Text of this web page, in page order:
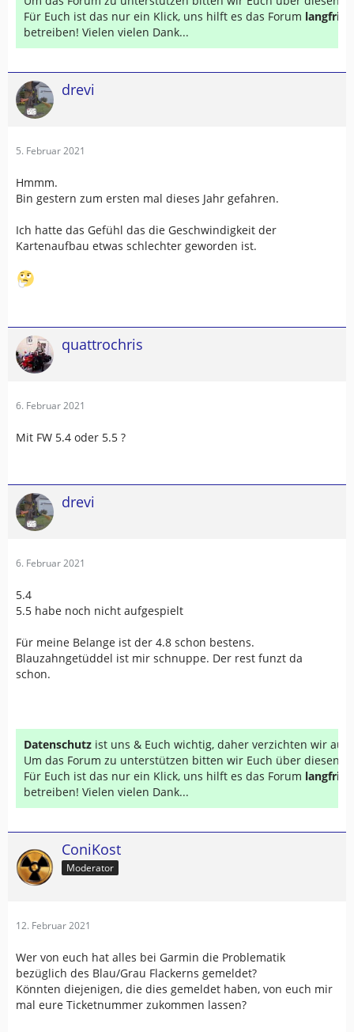
Für Euch ist das nur ein Klick, uns hilft es das Forum
betreiben! Vielen vielen Dank...
drevi
5. Februar 2021
Hmmm.
Bin gestern zum ersten mal dieses Jahr gefahren.
Ich hatte das Gefühl das die Geschwindigkeit der
Kartenaufbau etwas schlechter geworden ist.
quattrochris
6. Februar 2021
Mit FW 5.4 oder 5.5 ?
drevi
6. Februar 2021
5.4
5.5 habe noch nicht aufgespielt
Für meine Belange ist der 4.8 schon bestens.
Blauzahngetüddel ist mir schnuppe. Der rest funzt da
schon.
Datenschutz ist uns & Euch wichtig, daher verzichten wir auf
Um das Forum zu unterstützen bitten wir Euch über diesen
Für Euch ist das nur ein Klick, uns hilft es das Forum
betreiben! Vielen vielen Dank...
ConiKost
Moderator
12. Februar 2021
Wer von euch hat alles bei Garmin die Problematik
bezüglich des Blau/Grau Flackerns gemeldet?
Könnten diejenigen, die dies gemeldet haben, von euch mir
mal eure Ticketnummer zukommen lassen?